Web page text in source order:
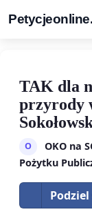
TAK dla
przyrody
O
OKO na
Pożytku